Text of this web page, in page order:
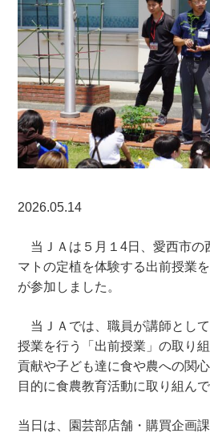
2026.05.14
当ＪＡは５月１4日、愛西市の
マトの定植を体験する出前授業
が参加しました。
当ＪＡでは、職員が講師とし
授業を行う「出前授業」の取り
貢献や子ども達に食や農への関
目的に食農教育活動に取り組んで
当日は、園芸部店舗・購買企画